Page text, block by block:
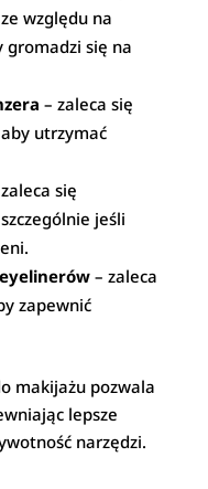
względu na
gromadzi się na
– zaleca się
utrzymać
się
jeśli
– zaleca
zapewnić
makijażu pozwala
lepsze
narzędzi.